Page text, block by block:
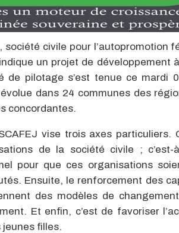
société civile pour l’autopromotion
un projet de développement
de pilotage s’est tenue ce mardi
dans 24 communes des
concordantes.
vise trois axes particuliers.
de la société civile ; c’est-
pour que ces organisations
Ensuite, le renforcement des
des modèles de
Et enfin, c’est de favoriser
jeunes filles.